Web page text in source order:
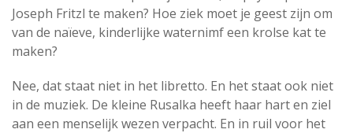
Joseph Fritzl te maken? Hoe ziek moet je geest zijn om
van de naïeve, kinderlijke waternimf een krolse kat te
maken?
Nee, dat staat niet in het libretto. En het staat ook niet
in de muziek. De kleine Rusalka heeft haar hart en ziel
aan een menselijk wezen verpacht. En in ruil voor het